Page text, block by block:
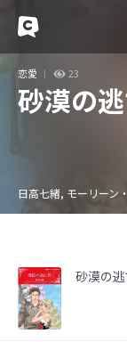
恋愛 23
砂漠の
日高七緒, モーリーン
砂漠の